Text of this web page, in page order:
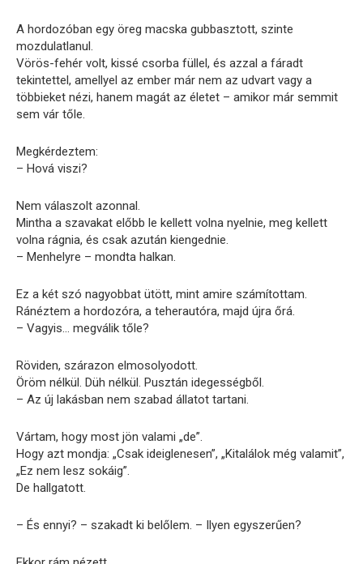
A hordozóban egy öreg macska gubbasztott, szinte
mozdulatlanul.
Vörös-fehér volt, kissé csorba füllel, és azzal a fáradt
tekintettel, amellyel az ember már nem az udvart vagy a
többieket nézi, hanem magát az életet – amikor már semmit
sem vár tőle.
Megkérdeztem:
– Hová viszi?
Nem válaszolt azonnal.
Mintha a szavakat előbb le kellett volna nyelnie, meg kellett
volna rágnia, és csak azután kiengednie.
– Menhelyre – mondta halkan.
Ez a két szó nagyobbat ütött, mint amire számítottam.
Ránéztem a hordozóra, a teherautóra, majd újra őrá.
– Vagyis… megválik tőle?
Röviden, szárazon elmosolyodott.
Öröm nélkül. Düh nélkül. Pusztán idegességből.
– Az új lakásban nem szabad állatot tartani.
Vártam, hogy most jön valami „de”.
Hogy azt mondja: „Csak ideiglenesen”, „Kitalálok még valamit”,
„Ez nem lesz sokáig”.
De hallgatott.
– És ennyi? – szakadt ki belőlem. – Ilyen egyszerűen?